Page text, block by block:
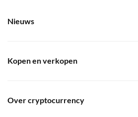
Nieuws
Kopen en verkopen
Over cryptocurrency